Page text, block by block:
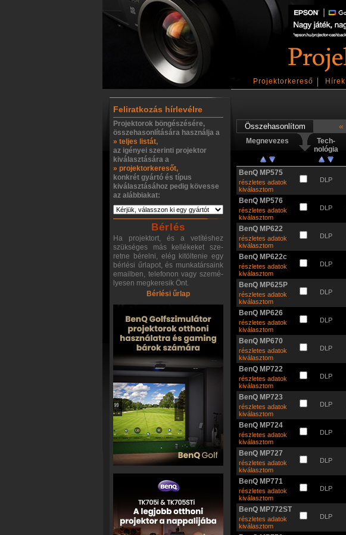
Projektorkereső Hírek
Feliratkozás hírlevélre
Projektorok böngészésére,
összehasonlítására használja a
» teljes listát,
az igényei szerinti projektor
kiválasztására a
» projektorkeresőt,
konkrét gyártó és típus
kiválasztásához pedig kövesse
az alábbiakat:
Bérlés
Ha projektort, és a vetítéshez
szükséges más kellékeket sze-
retne bérelni, elég kitöltenie egy
bérlési űrlapot, és munkatársaink
emailben, telefonon vagy szemé-
lyesen megkeresik Önt.
Bérlési űrlap
«
Megnevezes
Tech-
nológia
BenQ MP575
részletes adatok
kiválasztom
DLP
BenQ MP576
részletes adatok
kiválasztom
DLP
BenQ MP622
részletes adatok
kiválasztom
DLP
BenQ MP622c
részletes adatok
kiválasztom
DLP
BenQ MP625P
részletes adatok
kiválasztom
DLP
BenQ MP626
részletes adatok
kiválasztom
DLP
BenQ MP670
részletes adatok
kiválasztom
DLP
BenQ MP722
részletes adatok
kiválasztom
DLP
BenQ MP723
részletes adatok
kiválasztom
DLP
BenQ MP724
részletes adatok
kiválasztom
DLP
BenQ MP727
részletes adatok
kiválasztom
DLP
BenQ MP771
részletes adatok
kiválasztom
DLP
BenQ MP772ST
részletes adatok
kiválasztom
DLP